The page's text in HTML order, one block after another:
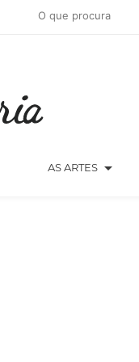
AS ARTES arrow_drop_down